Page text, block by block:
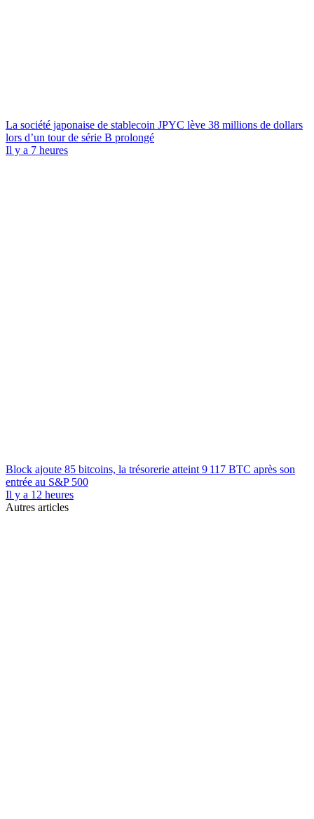
La société japonaise de stablecoin JPYC lève 38 millions de dollars
lors d’un tour de série B prolongé
Il y a 7 heures
Block ajoute 85 bitcoins, la trésorerie atteint 9 117 BTC après son
entrée au S&P 500
Il y a 12 heures
Autres articles